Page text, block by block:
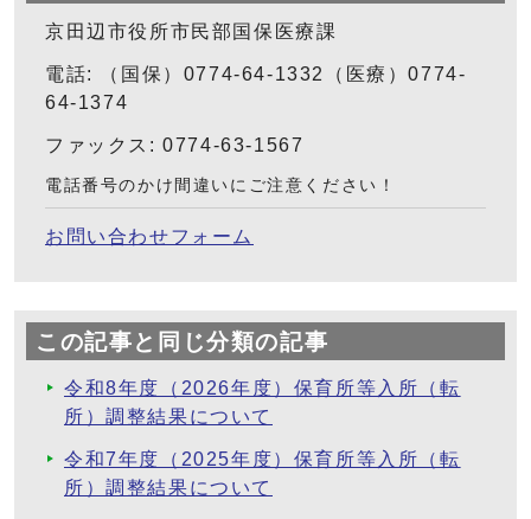
京田辺市役所市民部国保医療課
電話: （国保）0774-64-1332（医療）0774-
64-1374
ファックス: 0774-63-1567
電話番号のかけ間違いにご注意ください！
お問い合わせフォーム
この記事と同じ分類の記事
令和8年度（2026年度）保育所等入所（転
所）調整結果について
令和7年度（2025年度）保育所等入所（転
所）調整結果について